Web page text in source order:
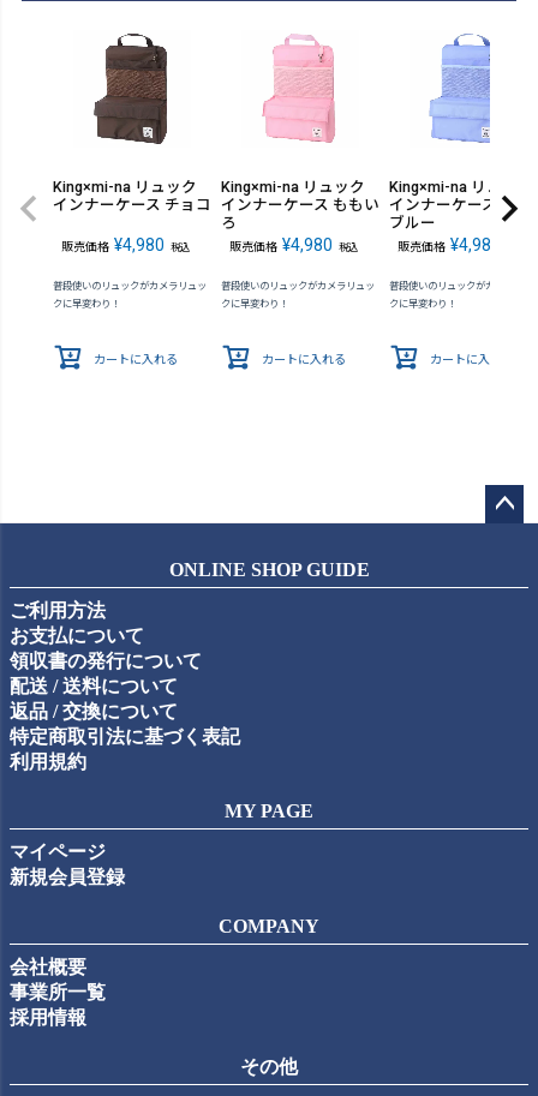
King×mi-na リュック
インナーケース チョコ
販売価格 ¥4,980 税込
普段使いのリュックがカメラリュッ
クに早変わり！
カートに入れる
King×mi-na リュック
インナーケース ももい
ろ
販売価格 ¥4,980 税込
普段使いのリュックがカメラリュッ
クに早変わり！
カートに入れる
King×mi-na リュック
インナーケース スカ
ブルー
販売価格 ¥4,980
普段使いのリュックがカメラリュ
クに早変わり！
カートに入れる
ップ
ONLINE SHOP GUIDE
ご利用方法
お支払について
領収書の発行について
配送 / 送料について
返品 / 交換について
特定商取引法に基づく表記
利用規約
MY PAGE
マイページ
新規会員登録
COMPANY
会社概要
事業所一覧
採用情報
その他